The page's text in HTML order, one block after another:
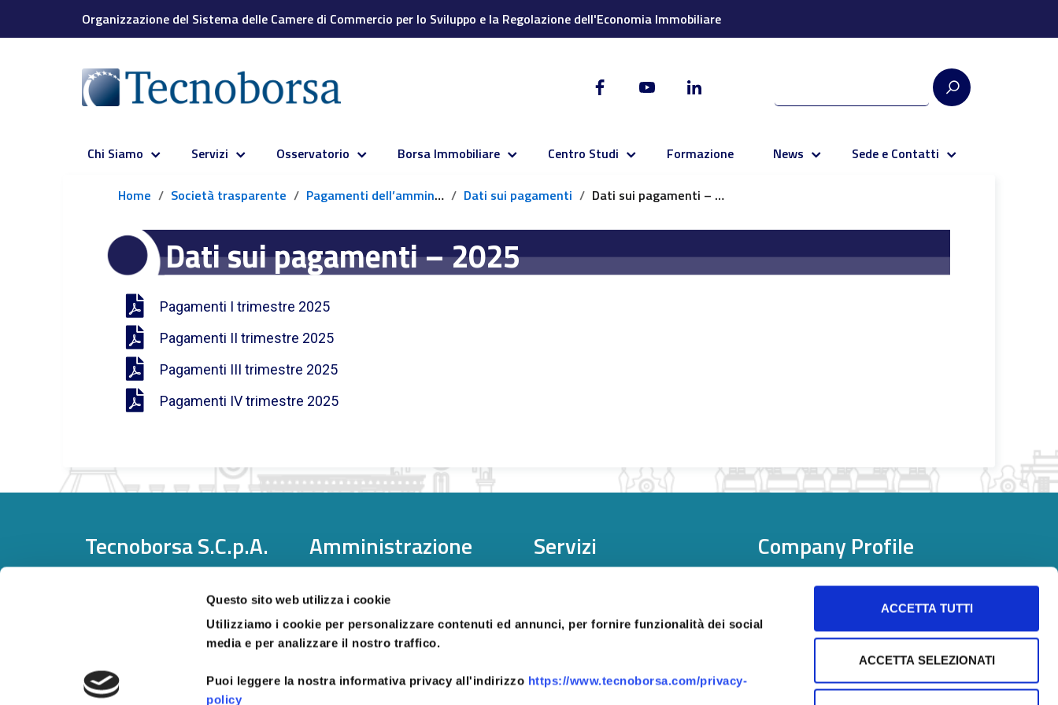
Questo sito web utilizza i cookie
Utilizziamo i cookie per personalizzare contenuti ed annunci, per fornire funzionalità dei social
media e per analizzare il nostro traffico.
Puoi leggere la nostra informativa privacy all'indirizzo https://www.tecnoborsa.com/privacy-
policy
ACCETTA TUTTI
ACCETTA SELEZIONATI
Organizzazione del Sistema delle Camere di Commercio per lo Sviluppo e la Regolazione dell'Economia Immobiliare
Chi Siamo Servizi Osservatorio Borsa Immobiliare Centro Studi Formazione News Sede e Contatti
Home Società trasparente Pagamenti dell’amministrazione Dati sui pagamenti Dati sui pagamenti – 2025
Dati sui pagamenti – 2025
Pagamenti I trimestre 2025
Pagamenti II trimestre 2025
Pagamenti III trimestre 2025
Pagamenti IV trimestre 2025
Tecnoborsa S.C.p.A.
Pec: tecnoborsa@legalmail.it
Centralino: +39.06.57300710
Amministrazione
Società trasparente
Servizi
Analisi di Mercato
Borsa Immobiliare
Company Profile